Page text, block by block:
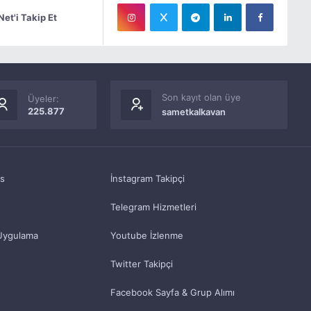
Takip Et
Üyeler:
225.877
Son kayıt olan üye
sametkalkavan
İnstagram Takipçi
Telegram Hizmetleri
Youtube İzlenme
Twitter Takipçi
Facebook Sayfa & Grup Alımı